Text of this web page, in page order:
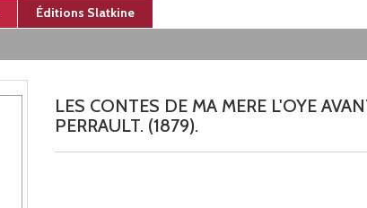
Éditions Slatkine
LES CONTES DE MA MERE L'OYE
PERRAULT. (1879).